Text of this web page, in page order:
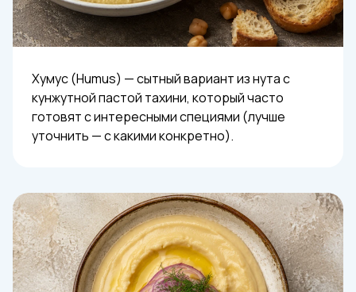
Хумус (Humus) — сытный вариант из нута с
кунжутной пастой тахини, который часто
готовят с интересными специями (лучше
уточнить — с какими конкретно).